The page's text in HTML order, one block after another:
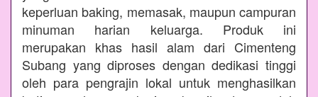
keperluan baking, memasak, maupun campuran
minuman harian keluarga. Produk ini
merupakan khas hasil alam dari Cimenteng
Subang yang diproses dengan dedikasi tinggi
oleh para pengrajin lokal untuk menghasilkan